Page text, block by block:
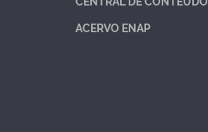
ACERVO ENAP